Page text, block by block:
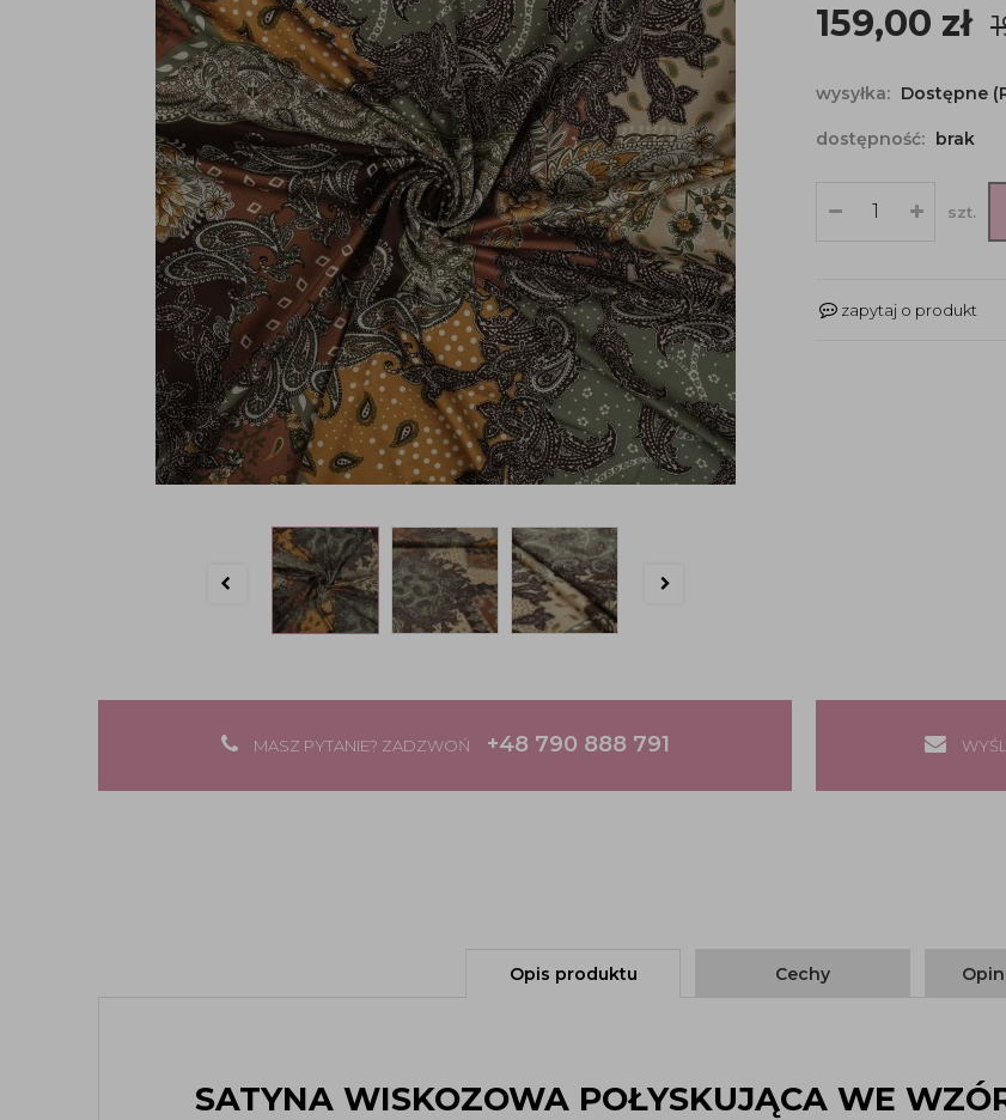
159,00 zł
wysyłka: Dostępne
dostępność: brak
szt.
zapytaj o produkt
MASZ PYTANIE? ZADZWOŃ +48 790 888 791
Opis produktu Cechy
SATYNA WISKOZOWA POŁYSKUJĄCA WE